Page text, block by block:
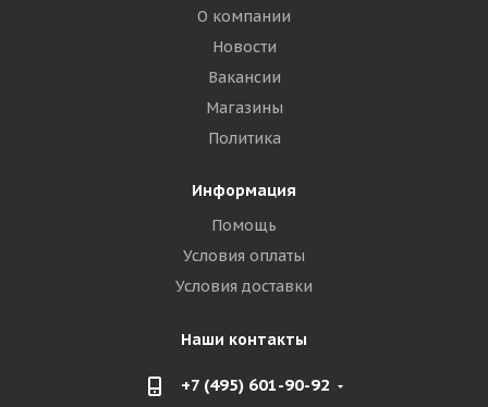
О компании
Новости
Вакансии
Магазины
Политика
Информация
Помощь
Условия оплаты
Условия доставки
Наши контакты
+7 (495) 601-90-92